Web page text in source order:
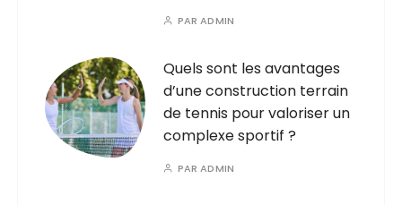
PARADMIN
Quels sont les avantages
d’une construction terrain
de tennis pour valoriser un
complexe sportif ?
PARADMIN